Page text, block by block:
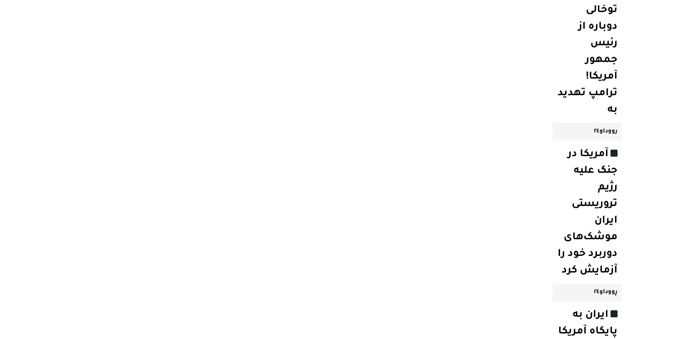
توخالی
دوباره از
رئیس
جمهور
آمریکا!
ترامپ تهدید
به
رووداو٢٤
آمریکا در
جنگ علیه
رژیم
تروریستی
ایران
موشک‌های
دوربرد خود را
آزمایش کرد
ڕووداو٢٤
ایران به
پایگاه آمریکا